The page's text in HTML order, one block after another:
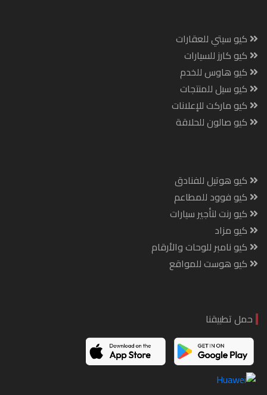
كيو سيتي للعقارات
كيو كارز للسيارات
كيو هاوس للخدم
كيو سيل للمنتجات
كيو ماركت للإعلانات
كيو صالون للحلاقة
كيو هوتيل للفنادق
كيو فوود للمطاعم
كيو رنت لتأجير سيارات
كيو مزاد
كيو نامبر للوحات والأرقام
كيو هوست للمواقع
حمل تطبيقنا